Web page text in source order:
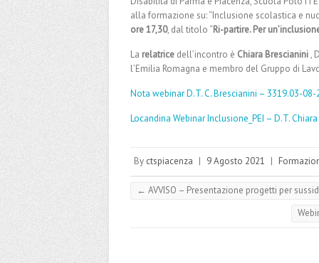
alla formazione su: “Inclusione scolastica e
ore 17,30, dal titolo “Ri-partire. Per
La relatrice dell’incontro è Chiara Brescianini,
l’Emilia Romagna e membro del Gruppo di
Nota webinar D.T. C. Brescianini – 3319.03-08-
Locandina Webinar Inclusione_PEI – D.T.
By ctspiacenza | 9 Agosto 2021 |
← AVVISO – Presentazione progetti per